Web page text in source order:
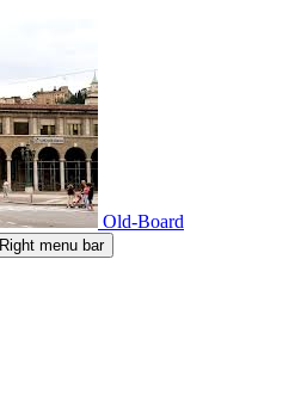
Old-Board
Right menu bar